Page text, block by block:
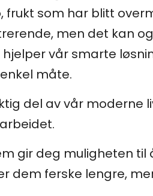
som har blitt
men det kan
hjelper vår smarte
måte.
del av vår moderne
gir deg muligheten
dem ferske lengre,